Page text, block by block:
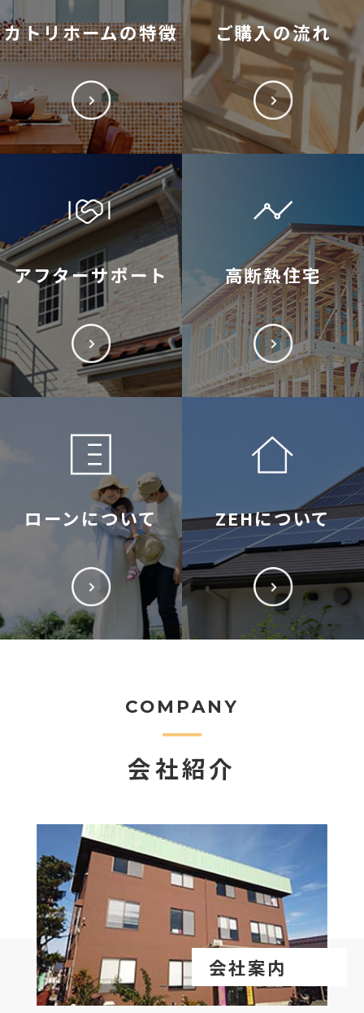
カトリホームの特徴 ご購入の流れ
アフターサポート 高断熱住宅
ローンについて ZEHについて
COMPANY
会社紹介
会社案内